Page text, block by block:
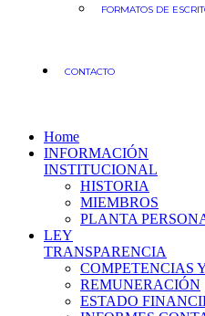
FORMATOS DE
CONTACTO
Home
INFORMACIÓN
INSTITUCIONAL
HISTORIA
MIEMBROS
PLANTA
LEY
TRANSPARENCIA
COMPETENCIAS
REMUNERACIÓN
ESTADO